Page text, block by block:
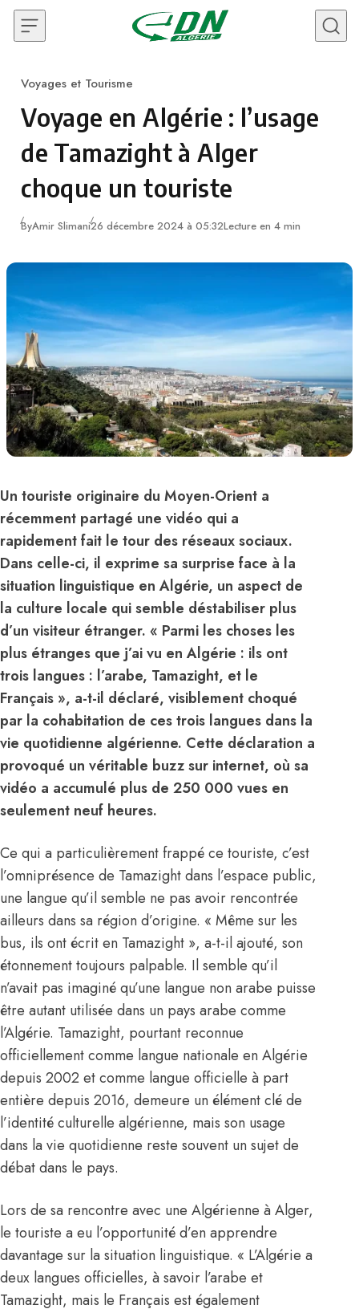
Skip to content
Category
Voyages et Tourisme
Voyage en Algérie : l’usage
de Tamazight à Alger
choque un touriste
ByAmir Slimani26 décembre 2024 à 05:32Lecture en 4 min
Un touriste originaire du Moyen-Orient a
récemment partagé une vidéo qui a
rapidement fait le tour des réseaux sociaux.
Dans celle-ci, il exprime sa surprise face à la
situation linguistique en Algérie, un aspect de
la culture locale qui semble déstabiliser plus
d’un visiteur étranger. « Parmi les choses les
plus étranges que j’ai vu en Algérie : ils ont
trois langues : l’arabe, Tamazight, et le
Français », a-t-il déclaré, visiblement choqué
par la cohabitation de ces trois langues dans la
vie quotidienne algérienne. Cette déclaration a
provoqué un véritable buzz sur internet, où sa
vidéo a accumulé plus de 250 000 vues en
seulement neuf heures.
Ce qui a particulièrement frappé ce touriste, c’est
l’omniprésence de Tamazight dans l’espace public,
une langue qu’il semble ne pas avoir rencontrée
ailleurs dans sa région d’origine. « Même sur les
bus, ils ont écrit en Tamazight », a-t-il ajouté, son
étonnement toujours palpable. Il semble qu’il
n’avait pas imaginé qu’une langue non arabe puisse
être autant utilisée dans un pays arabe comme
l’Algérie. Tamazight, pourtant reconnue
officiellement comme langue nationale en Algérie
depuis 2002 et comme langue officielle à part
entière depuis 2016, demeure un élément clé de
l’identité culturelle algérienne, mais son usage
dans la vie quotidienne reste souvent un sujet de
débat dans le pays.
Lors de sa rencontre avec une Algérienne à Alger,
le touriste a eu l’opportunité d’en apprendre
davantage sur la situation linguistique. « L’Algérie a
deux langues officielles, à savoir l’arabe et
Tamazight, mais le Français est également